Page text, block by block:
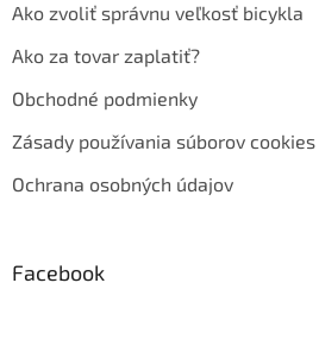
Ako zvoliť správnu veľkosť bicykla
Ako za tovar zaplatiť?
Obchodné podmienky
Zásady používania súborov cookies
Ochrana osobných údajov
Facebook